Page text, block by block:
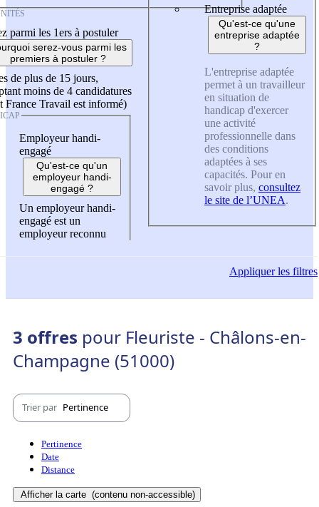
parmi les 1ers à postuler
serez-vous parmi les
premiers à postuler ?
de plus de 15 jours,
moins de 4 candidatures
France Travail est informé)
Employeur handi-
engagé
Qu'est-ce qu'un
employeur handi-
engagé ?
Un employeur handi-
engagé est un
employeur reconnu
Entreprise adaptée
Qu'est-ce qu'une
entreprise adaptée
?
L'entreprise adaptée
permet à un travailleur
en situation de
handicap d'exercer
une activité
professionnelle dans
des conditions
adaptées à ses
capacités. Pour en
savoir plus, consultez
le site de l’UNEA.
Appliquerles filtres
3 offres pour Fleuriste - Châlons-en-
Champagne (51000)
Trier par Pertinence
Pertinence
Date
Distance
Afficher la carte (contenu non-accessible)